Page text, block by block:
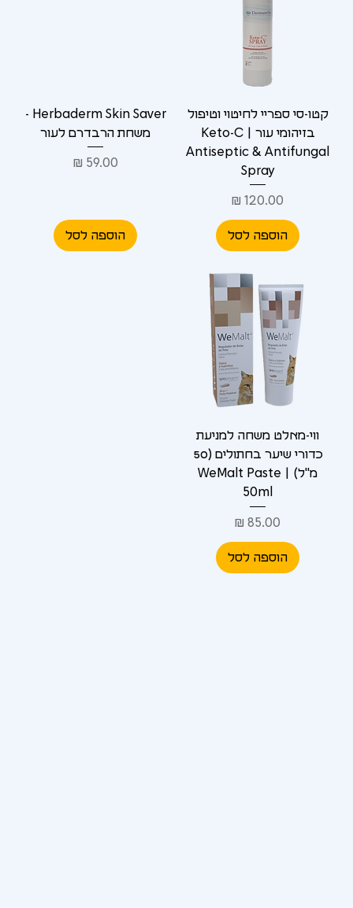
קטו-סי ספריי לחיטוי וטיפול
בזיהומי עור | Keto-C
Antiseptic & Antifungal
Spray
מחיר
הוספה לסל
Herbaderm Skin Saver -
משחת הרבדרם לעור
מחיר
הוספה לסל
ווי-מאלט משחה למניעת
כדורי שיער בחתולים (50
מ"ל) | WeMalt Paste
50ml
מחיר
הוספה לסל